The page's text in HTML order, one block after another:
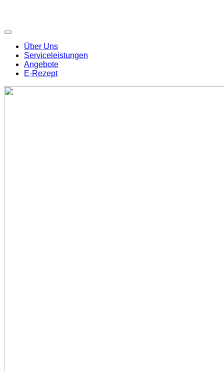
Über Uns
Serviceleistungen
Angebote
E-Rezept